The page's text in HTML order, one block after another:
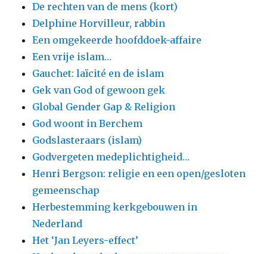
De rechten van de mens (kort)
Delphine Horvilleur, rabbin
Een omgekeerde hoofddoek-affaire
Een vrije islam…
Gauchet: laïcité en de islam
Gek van God of gewoon gek
Global Gender Gap & Religion
God woont in Berchem
Godslasteraars (islam)
Godvergeten medeplichtigheid…
Henri Bergson: religie en een open/gesloten
gemeenschap
Herbestemming kerkgebouwen in
Nederland
Het ‘Jan Leyers-effect’